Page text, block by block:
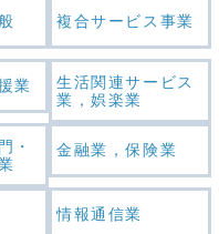
複合サービス事業
業
生活関連サービス
業，娯楽業
・
金融業，保険業
情報通信業